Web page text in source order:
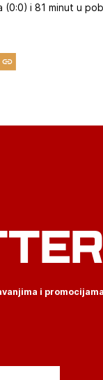
(0:0) i 81 minut u
i promocijama